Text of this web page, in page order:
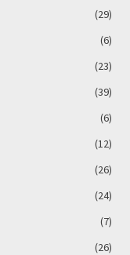
(29)
(6)
(23)
(39)
(6)
(12)
(26)
(24)
(7)
(26)